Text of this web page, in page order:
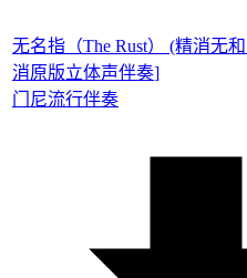
无名指（The Rust） (精消无
消原版立体声伴奏]
门尼流行伴奏